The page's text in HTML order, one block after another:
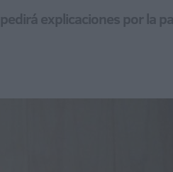
explicaciones por la